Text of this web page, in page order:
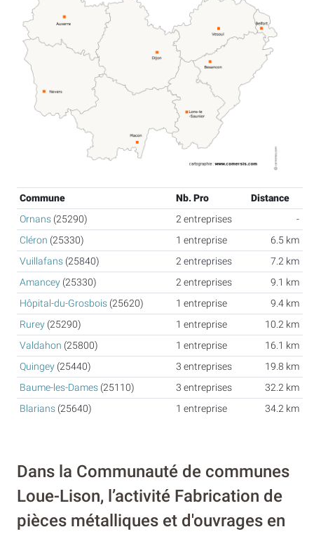
Commune Nb. Pro
Distance
Ornans (25290) 2 entreprises
-
Cléron (25330) 1 entreprise
6.5 km
Vuillafans (25840) 2 entreprises
7.2 km
Amancey (25330) 2 entreprises
9.1 km
Hôpital-du-Grosbois (25620) 1 entreprise
9.4 km
Rurey (25290) 1 entreprise
10.2 km
Valdahon (25800) 1 entreprise
16.1 km
Quingey (25440) 3 entreprises
19.8 km
Baume-les-Dames (25110) 3 entreprises
32.2 km
Blarians (25640) 1 entreprise 34.2 km
Dans la Communauté de communes
Loue-Lison, l’activité Fabrication de
pièces métalliques et d'ouvrages en